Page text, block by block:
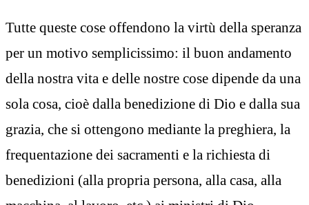
Tutte queste cose offendono la virtù della speranza
per un motivo semplicissimo: il buon andamento
della nostra vita e delle nostre cose dipende da una
sola cosa, cioè dalla benedizione di Dio e dalla sua
grazia, che si ottengono mediante la preghiera, la
frequentazione dei sacramenti e la richiesta di
benedizioni (alla propria persona, alla casa, alla